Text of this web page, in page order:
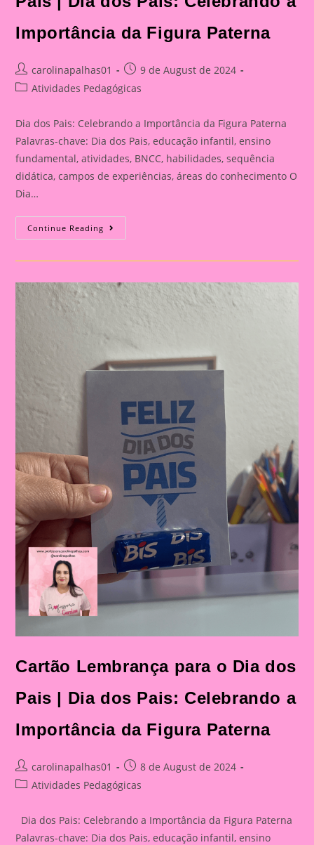
Celebrando
Importância
Da
Importância da Figura Paterna
Post
author:
carolinapalhas01
Post
published:
9 de August de 2024
PostAtividades Pedagógicas
Dia dos Pais: Celebrando a Importância da Figura Paterna
Palavras-chave: Dia dos Pais, educação infantil, ensino
fundamental, atividades, BNCC, habilidades, sequência
didática, campos de experiências, áreas do conhecimento O
Dia…
Continue Reading Cartão
Lembrança
O
Pais
Dia
Pais:
Celebrando
Importância
Da
Figura
Cartão Lembrança para o Dia dos
Pais | Dia dos Pais: Celebrando a
Importância da Figura Paterna
Post
author:
carolinapalhas01
Post
published:
8 de August de 2024
PostAtividades Pedagógicas
Dia dos Pais: Celebrando a Importância da Figura Paterna
Palavras-chave: Dia dos Pais, educação infantil, ensino